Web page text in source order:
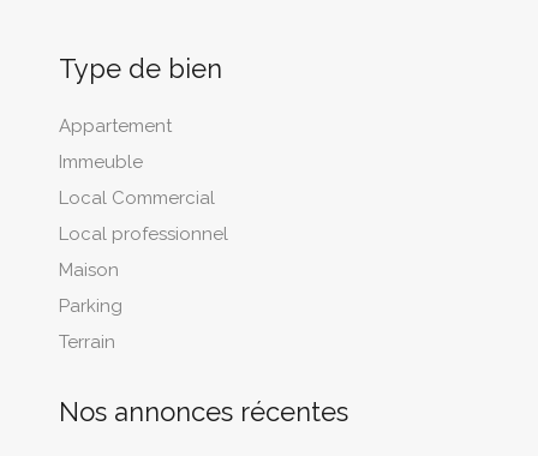
Type de bien
Appartement
Immeuble
Local Commercial
Local professionnel
Maison
Parking
Terrain
Nos annonces récentes